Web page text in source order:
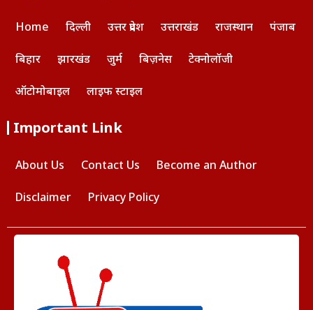
Home दिल्ली उत्तर प्रदेश उत्तराखंड राजस्थान पंजाब
बिहार झारखंड जुर्म बिज़नेस टेक्नोलॉजी
ऑटोमोबाइल लाइफ स्टाइल
Important Link
About Us Contact Us Become an Author
Disclaimer Privacy Policy